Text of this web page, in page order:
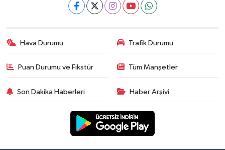
Hava Durumu Trafik Durumu
Puan Durumu ve Fikstür Tüm Manşetler
Son Dakika Haberleri Haber Arşivi